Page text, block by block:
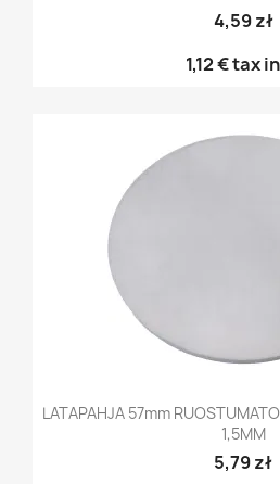
4,59 zł
1,12 €tax
LATAPAHJA 57mm
1,5MM
5,79 zł